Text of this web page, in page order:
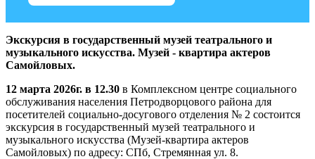
Экскурсия в государственный музей театрального и
музыкального искусства. Музей - квартира актеров
Самойловых.
12 марта 2026г. в 12.30 в Комплексном центре социального
обслуживания населения Петродворцового района для
посетителей социально-досугового отделения № 2 состоится
экскурсия в государственный музей театрального и
музыкального искусства (Музей-квартира актеров
Самойловых) по адресу: СПб, Стремянная ул. 8.